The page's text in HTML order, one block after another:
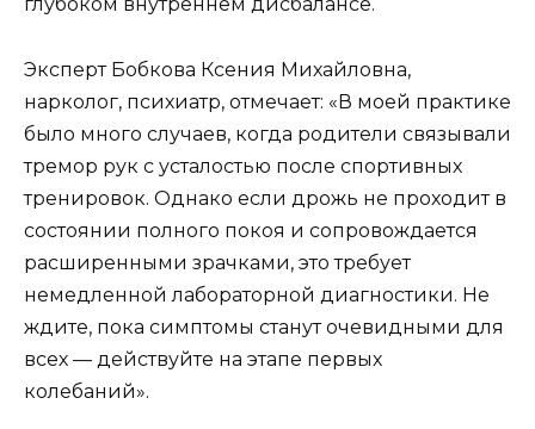
глубоком внутреннем дисбалансе.
Эксперт Бобкова Ксения Михайловна,
нарколог, психиатр, отмечает: «В моей практике
было много случаев, когда родители связывали
тремор рук с усталостью после спортивных
тренировок. Однако если дрожь не проходит в
состоянии полного покоя и сопровождается
расширенными зрачками, это требует
немедленной лабораторной диагностики. Не
ждите, пока симптомы станут очевидными для
всех — действуйте на этапе первых
колебаний».